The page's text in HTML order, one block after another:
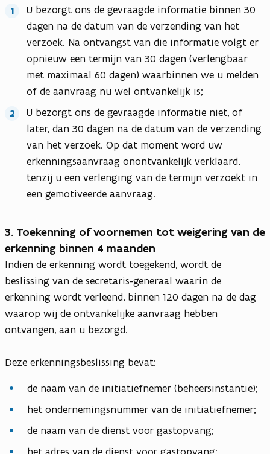
U bezorgt ons de gevraagde informatie binnen 30
dagen na de datum van de verzending van het
verzoek. Na ontvangst van die informatie volgt er
opnieuw een termijn van 30 dagen (verlengbaar
met maximaal 60 dagen) waarbinnen we u melden
of de aanvraag nu wel ontvankelijk is;
U bezorgt ons de gevraagde informatie niet, of
later, dan 30 dagen na de datum van de verzending
van het verzoek. Op dat moment word uw
erkenningsaanvraag onontvankelijk verklaard,
tenzij u een verlenging van de termijn verzoekt in
een gemotiveerde aanvraag.
3. Toekenning of voornemen tot weigering van de
erkenning binnen 4 maanden
Indien de erkenning wordt toegekend, wordt de
beslissing van de secretaris-generaal waarin de
erkenning wordt verleend, binnen 120 dagen na de dag
waarop wij de ontvankelijke aanvraag hebben
ontvangen, aan u bezorgd.
Deze erkenningsbeslissing bevat:
de naam van de initiatiefnemer (beheersinstantie);
het ondernemingsnummer van de initiatiefnemer;
de naam van de dienst voor gastopvang;